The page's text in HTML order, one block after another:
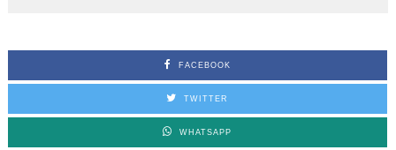
FACEBOOK
TWITTER
WHATSAPP